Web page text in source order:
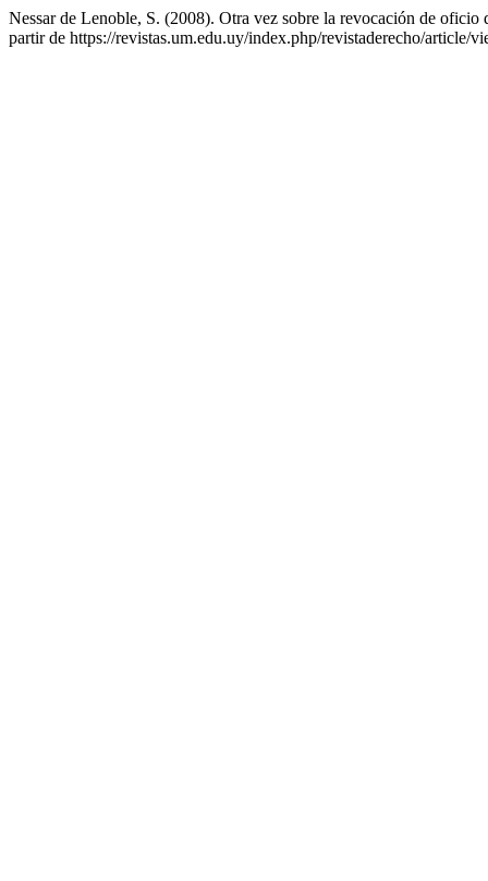
Nessar de Lenoble, S. (2008). Otra vez sobre la revocación de oficio
partir de https://revistas.um.edu.uy/index.php/revistaderecho/article/